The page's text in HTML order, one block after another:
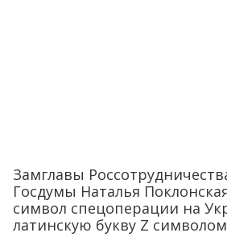
Замглавы
Госдумы Наталья
символ спецоперации на
латинскую букву Z